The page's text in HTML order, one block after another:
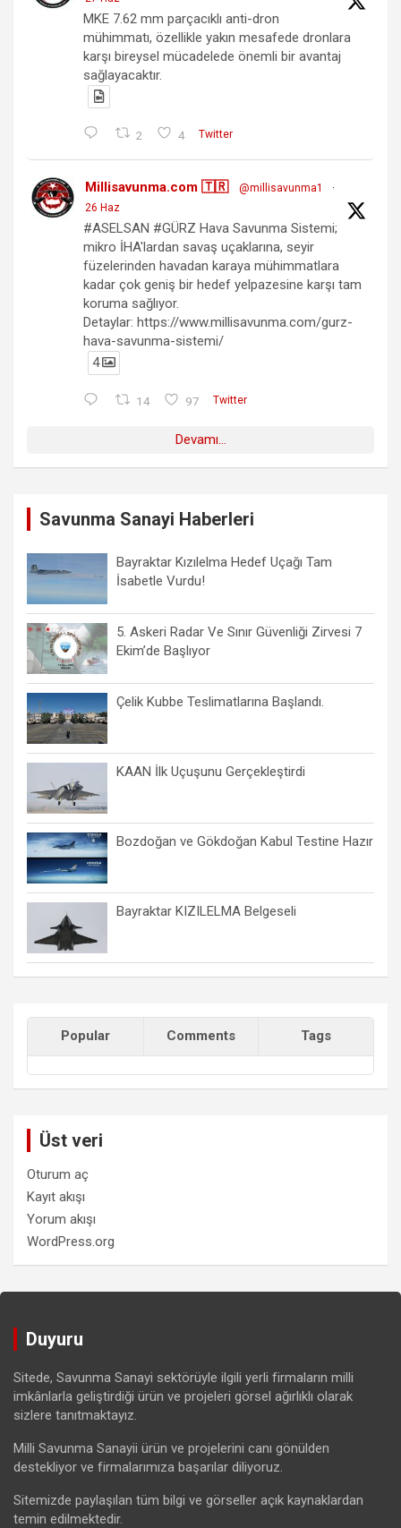
MKE 7.62 mm parçacıklı anti-dron
mühimmatı, özellikle yakın mesafede dronlara
karşı bireysel mücadelede önemli bir avantaj
sağlayacaktır.
2 4 Twitter
Millisavunma.com 🇹🇷 @millisavunma1
·
26 Haz
#ASELSAN #GÜRZ Hava Savunma Sistemi;
mikro İHA'lardan savaş uçaklarına, seyir
füzelerinden havadan karaya mühimmatlara
kadar çok geniş bir hedef yelpazesine karşı tam
koruma sağlıyor.
Detaylar: https://www.millisavunma.com/gurz-
hava-savunma-sistemi/
4
14 97 Twitter
Devamı...
Savunma Sanayi Haberleri
Bayraktar Kızılelma Hedef Uçağı Tam
İsabetle Vurdu!
5. Askeri Radar Ve Sınır Güvenliği Zirvesi 7
Ekim’de Başlıyor
Çelik Kubbe Teslimatlarına Başlandı.
KAAN İlk Uçuşunu Gerçekleştirdi
Bozdoğan ve Gökdoğan Kabul Testine Hazır
Bayraktar KIZILELMA Belgeseli
Popular Comments Tags
Üst veri
Oturum aç
Kayıt akışı
Yorum akışı
WordPress.org
Duyuru
Sitede, Savunma Sanayi sektörüyle ilgili yerli firmaların milli
imkânlarla geliştirdiği ürün ve projeleri görsel ağırlıklı olarak
sizlere tanıtmaktayız.
Milli Savunma Sanayii ürün ve projelerini canı gönülden
destekliyor ve firmalarımıza başarılar diliyoruz.
Sitemizde paylaşılan tüm bilgi ve görseller açık kaynaklardan
temin edilmektedir.